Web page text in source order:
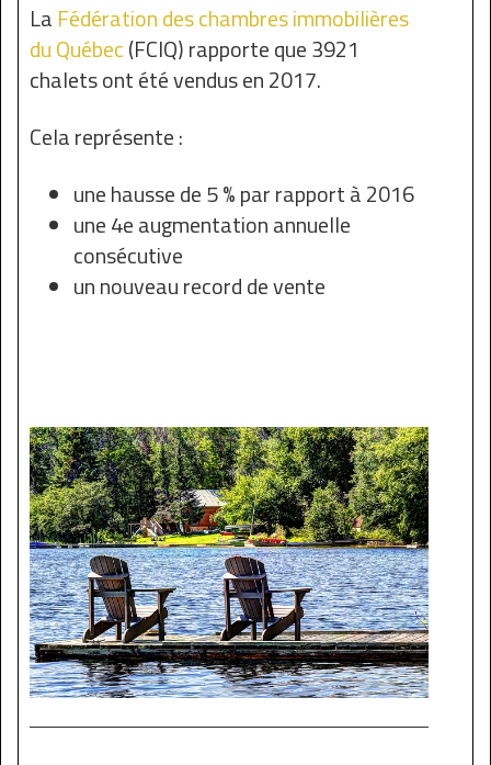
La Fédération des chambres immobilières
du Québec(FCIQ) rapporte que 3921
chalets ont été vendus en 2017.
Cela représente :
une hausse de 5 % par rapport à 2016
une 4e augmentation annuelle
consécutive
un nouveau record de vente